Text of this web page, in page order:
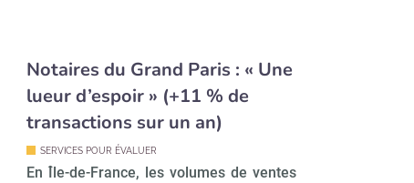
Notaires du Grand Paris : « Une
lueur d’espoir » (+11 % de
transactions sur un an)
SERVICES POUR ÉVALUER
En Île-de-France, les volumes de ventes